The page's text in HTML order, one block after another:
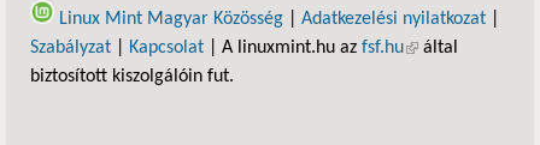
Linux Mint Magyar Közösség
Adatkezelési nyilatkozat
Szabályzat
Kapcsolat | A linuxmint.hu az fsf.hu(külső hivatkozás)
által
biztosított kiszolgálóin fut.